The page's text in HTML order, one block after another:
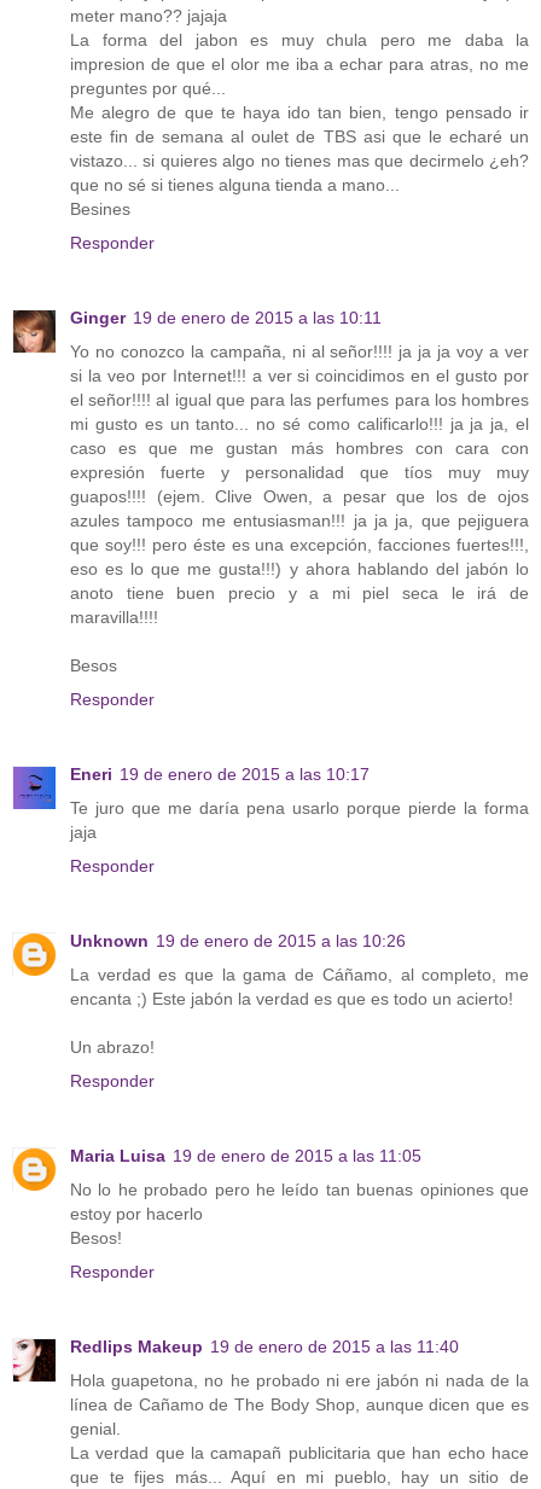
meter mano?? jajaja
La forma del jabon es muy chula pero me daba la
impresion de que el olor me iba a echar para atras, no me
preguntes por qué...
Me alegro de que te haya ido tan bien, tengo pensado ir
este fin de semana al oulet de TBS asi que le echaré un
vistazo... si quieres algo no tienes mas que decirmelo ¿eh?
que no sé si tienes alguna tienda a mano...
Besines
Responder
Ginger 19 de enero de 2015 a las 10:11
Yo no conozco la campaña, ni al señor!!!! ja ja ja voy a ver
si la veo por Internet!!! a ver si coincidimos en el gusto por
el señor!!!! al igual que para las perfumes para los hombres
mi gusto es un tanto... no sé como calificarlo!!! ja ja ja, el
caso es que me gustan más hombres con cara con
expresión fuerte y personalidad que tíos muy muy
guapos!!!! (ejem. Clive Owen, a pesar que los de ojos
azules tampoco me entusiasman!!! ja ja ja, que pejiguera
que soy!!! pero éste es una excepción, facciones fuertes!!!,
eso es lo que me gusta!!!) y ahora hablando del jabón lo
anoto tiene buen precio y a mi piel seca le irá de
maravilla!!!!
Besos
Responder
Eneri 19 de enero de 2015 a las 10:17
Te juro que me daría pena usarlo porque pierde la forma
jaja
Responder
Unknown 19 de enero de 2015 a las 10:26
La verdad es que la gama de Cáñamo, al completo, me
encanta ;) Este jabón la verdad es que es todo un acierto!
Un abrazo!
Responder
Maria Luisa 19 de enero de 2015 a las 11:05
No lo he probado pero he leído tan buenas opiniones que
estoy por hacerlo
Besos!
Responder
Redlips Makeup 19 de enero de 2015 a las 11:40
Hola guapetona, no he probado ni ere jabón ni nada de la
línea de Cañamo de The Body Shop, aunque dicen que es
genial.
La verdad que la camapañ publicitaria que han echo hace
que te fijes más... Aquí en mi pueblo, hay un sitio de